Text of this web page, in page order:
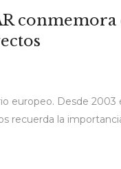
europeo. Desde
recuerda la